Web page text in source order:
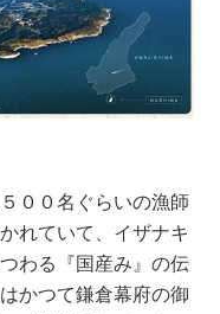
００名ぐらいの漁師
れていて、イザナキ
わる『国産み』の伝
かつて鎌倉幕府の御